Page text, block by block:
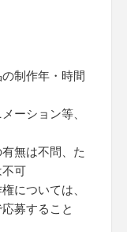
制作年・時間
ーション等、
無は不問、た
可
については、
募すること